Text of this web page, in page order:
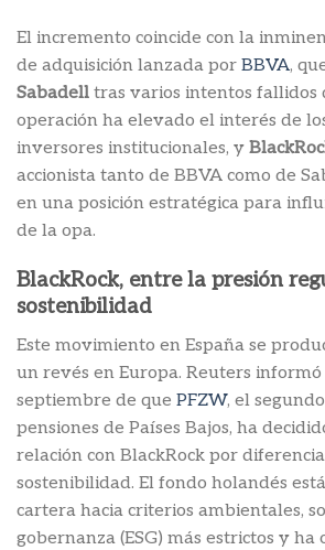
El incremento coincide con la
de adquisición lanzada por BBVA,
Sabadell tras varios intentos fallidos
operación ha elevado el interés de
inversores institucionales, y
accionista tanto de BBVA como de
en una posición estratégica para
de la opa.
BlackRock, entre la presión
sostenibilidad
Este movimiento en España se
un revés en Europa. Reuters informó
septiembre de que PFZW, el
pensiones de Países Bajos, ha
relación con BlackRock por
sostenibilidad. El fondo holandés
cartera hacia criterios ambientales,
gobernanza (ESG) más estrictos y ha